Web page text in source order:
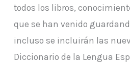
todos los libros,
que se han venido
incluso se incluirán las
Diccionario de la Lengua